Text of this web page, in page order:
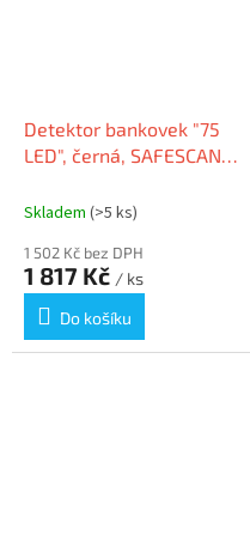
Detektor bankovek "75
LED", černá, SAFESCAN
Skladem (>5 ks)
1 502 Kč bez DPH
1 817 Kč / ks
Do košíku